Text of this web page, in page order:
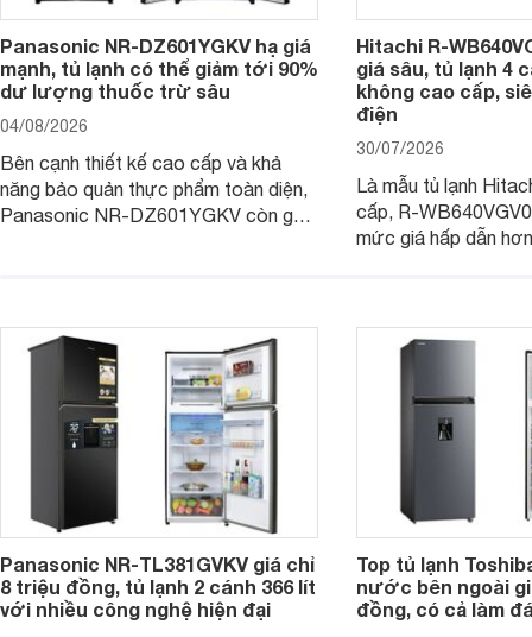
Panasonic NR-DZ601YGKV hạ giá
mạnh, tủ lạnh có thể giảm tới 90%
dư lượng thuốc trừ sâu
04/08/2026
Bên cạnh thiết kế cao cấp và khả
năng bảo quản thực phẩm toàn diện,
Panasonic NR-DZ601YGKV còn gây
Hitachi R-
giá sâu, tủ lạnh 4
không cao cấp,
điện
30/07/2026
Là mẫu tủ lạnh
cấp, R-
mức giá hấp dẫn
nhiều công nghệ.
Panasonic NR-TL381GVKV giá chỉ
8 triệu đồng, tủ lạnh 2 cánh 366 lít
với nhiều công nghệ hiện đại
Top tủ lạnh
nước bên ngoài
đồng, có cả làm